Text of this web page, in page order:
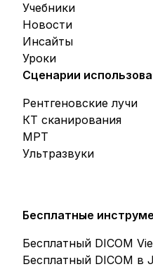
Инсайты
Уроки
Новости
Учебники
Сценарии
КТ сканирования
МРТ
Ультразвуки
Рентгеновские лучи
Бесплатные
Бесплатный DICOM
Бесплатный DICOM в